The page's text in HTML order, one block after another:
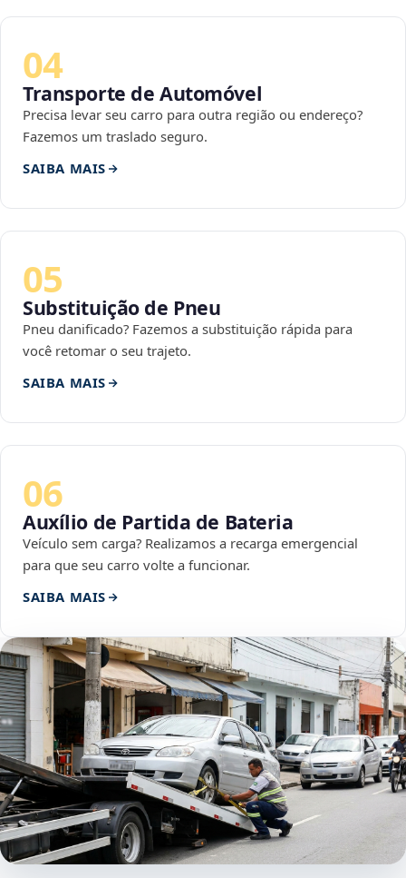
04
Transporte de Automóvel
Precisa levar seu carro para outra região ou endereço?
Fazemos um traslado seguro.
SAIBA MAIS
05
Substituição de Pneu
Pneu danificado? Fazemos a substituição rápida para
você retomar o seu trajeto.
SAIBA MAIS
06
Auxílio de Partida de Bateria
Veículo sem carga? Realizamos a recarga emergencial
para que seu carro volte a funcionar.
SAIBA MAIS